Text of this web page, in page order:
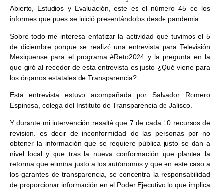
Abierto, Estudios y Evaluación, este es el número 45 de los
informes que pues se inició presentándolos desde pandemia.
Sobre todo me interesa enfatizar la actividad que tuvimos el 5
de diciembre porque se realizó una entrevista para Televisión
Mexiquense para el programa #Reto2024 y la pregunta en la
que giró al rededor de esta entrevista es justo ¿Qué viene para
los órganos estatales de Transparencia?
Esta entrevista estuvo acompañada por Salvador Romero
Espinosa, colega del Instituto de Transparencia de Jalisco.
Y durante mi intervención resalté que 7 de cada 10 recursos de
revisión, es decir de inconformidad de las personas por no
obtener la información que se requiere pública justo se dan a
nivel local y que tras la nueva conformación que plantea la
reforma que elimina justo a los autónomos y que en este caso a
los garantes de transparencia, se concentra la responsabilidad
de proporcionar información en el Poder Ejecutivo lo que implica